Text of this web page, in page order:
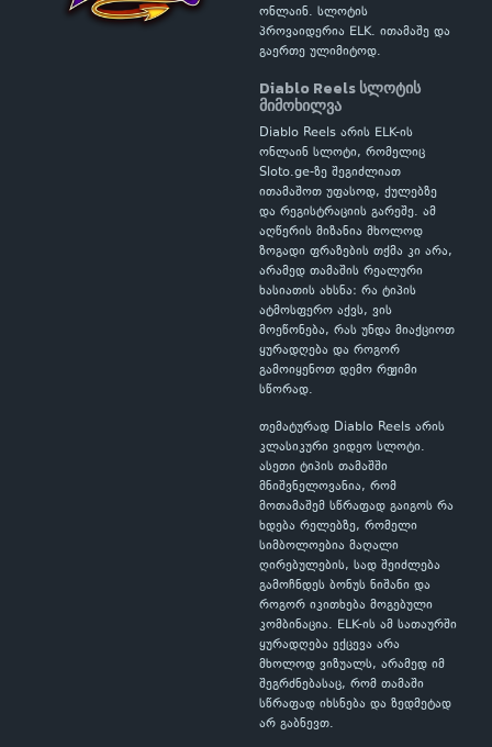
ონლაინ. სლოტის
პროვაიდერია ELK. ითამაშე და
გაერთე ულიმიტოდ.
Diablo Reels სლოტის
მიმოხილვა
Diablo Reels არის ELK-ის
ონლაინ სლოტი, რომელიც
Sloto.ge-ზე შეგიძლიათ
ითამაშოთ უფასოდ, ქულებზე
და რეგისტრაციის გარეშე. ამ
აღწერის მიზანია მხოლოდ
ზოგადი ფრაზების თქმა კი არა,
არამედ თამაშის რეალური
ხასიათის ახსნა: რა ტიპის
ატმოსფერო აქვს, ვის
მოეწონება, რას უნდა მიაქციოთ
ყურადღება და როგორ
გამოიყენოთ დემო რეჟიმი
სწორად.
თემატურად Diablo Reels არის
კლასიკური ვიდეო სლოტი.
ასეთი ტიპის თამაშში
მნიშვნელოვანია, რომ
მოთამაშემ სწრაფად გაიგოს რა
ხდება რელებზე, რომელი
სიმბოლოებია მაღალი
ღირებულების, სად შეიძლება
გამოჩნდეს ბონუს ნიშანი და
როგორ იკითხება მოგებული
კომბინაცია. ELK-ის ამ სათაურში
ყურადღება ექცევა არა
მხოლოდ ვიზუალს, არამედ იმ
შეგრძნებასაც, რომ თამაში
სწრაფად იხსნება და ზედმეტად
არ გაბნევთ.